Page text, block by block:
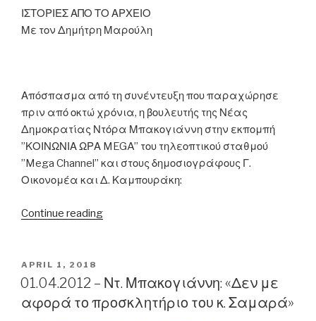
λειτουργίας
της
ΙΣΤΟΡΙΕΣ ΑΠΟ ΤΟ ΑΡΧΕΙΟ
Με τον Δημήτρη Μαρούλη
Απόσπασμα από τη συνέντευξη που παραχώρησε
πριν από οκτώ χρόνια, η βουλευτής της Νέας
Δημοκρατίας Ντόρα Μπακογιάννη στην εκπομπή
”ΚΟΙΝΩΝΙΑ ΩΡΑ MEGA” του τηλεοπτικού σταθμού
”Mega Channel” και στους δημοσιογράφους Γ.
Οικονομέα και Δ. Καμπουράκη:
Continue reading“20.04.2010
«Δεν
μπορέσαμε
στα
POSTED
ON
APRIL 1, 2018
01.04.2012 – Ντ. Μπακογιάννη: «Δεν με
αφορά το προσκλητήριο του κ. Σαμαρά»